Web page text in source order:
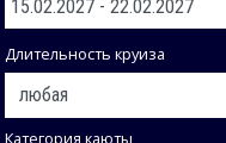
Длительность круиза
Категория каюты